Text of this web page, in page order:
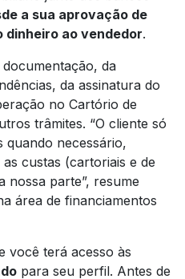
a sua aprovação de
ao vendedor.
da
da assinatura do
no Cartório de
trâmites. “O cliente só
quando necessário,
custas (cartoriais e de
nossa parte”, resume
área de financiamentos
você terá acesso às
para seu perfil. Antes de